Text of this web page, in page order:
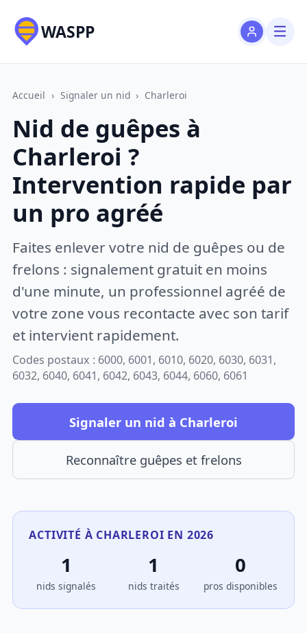
WASPP
Accueil › Signaler un nid › Charleroi
Nid de guêpes à
Charleroi ?
Intervention rapide par
un pro agréé
Faites enlever votre nid de guêpes ou de
frelons : signalement gratuit en moins
d'une minute, un professionnel agréé de
votre zone vous recontacte avec son tarif
et intervient rapidement.
Codes postaux : 6000, 6001, 6010, 6020, 6030, 6031,
6032, 6040, 6041, 6042, 6043, 6044, 6060, 6061
Signaler un nid à Charleroi
Reconnaître guêpes et frelons
ACTIVITÉ À CHARLEROI EN 2026
1
nids signalés
1
nids traités
0
pros disponibles